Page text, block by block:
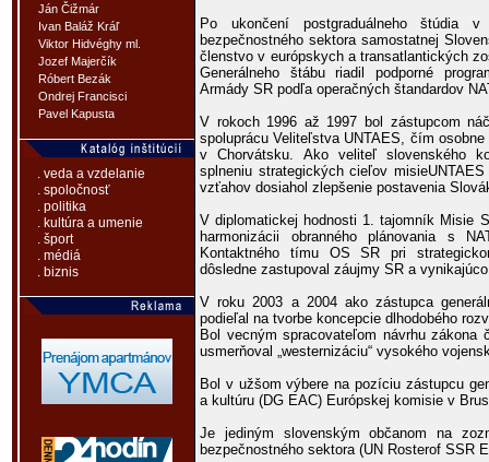
Ján Čižmár
Ivan Baláž Kráľ
Viktor Hidvéghy ml.
Jozef Majerčík
Róbert Bezák
Ondrej Francisci
Pavel Kapusta
. veda a vzdelanie
. spoločnosť
. politika
. kultúra a umenie
. šport
. médiá
. biznis
Po ukončení postgraduálneho štúdia
bezpečnostného sektora samostatnej
členstvo v európskych a transatlantických
Generálneho štábu riadil podporné
Armády SR podľa operačných štandardov
V rokoch 1996 až 1997 bol zástupcom
spoluprácu Veliteľstva UNTAES, čím
v Chorvátsku. Ako veliteľ slovenského
splneniu strategických cieľov
vzťahov dosiahol zlepšenie postavenia
V diplomatickej hodnosti 1. tajomník Misie
harmonizácii obranného plánovania s
Kontaktného tímu OS SR pri
dôsledne zastupoval záujmy SR a
V roku 2003 a 2004 ako zástupca
podieľal na tvorbe koncepcie dlhodobého
Bol vecným spracovateľom návrhu zákona
usmerňoval „westernizáciu“ vysokého
Bol v užšom výbere na pozíciu zástupcu
a kultúru (DG EAC) Európskej komisie v
Je jediným slovenským občanom na
bezpečnostného sektora (UN Rosterof SSR